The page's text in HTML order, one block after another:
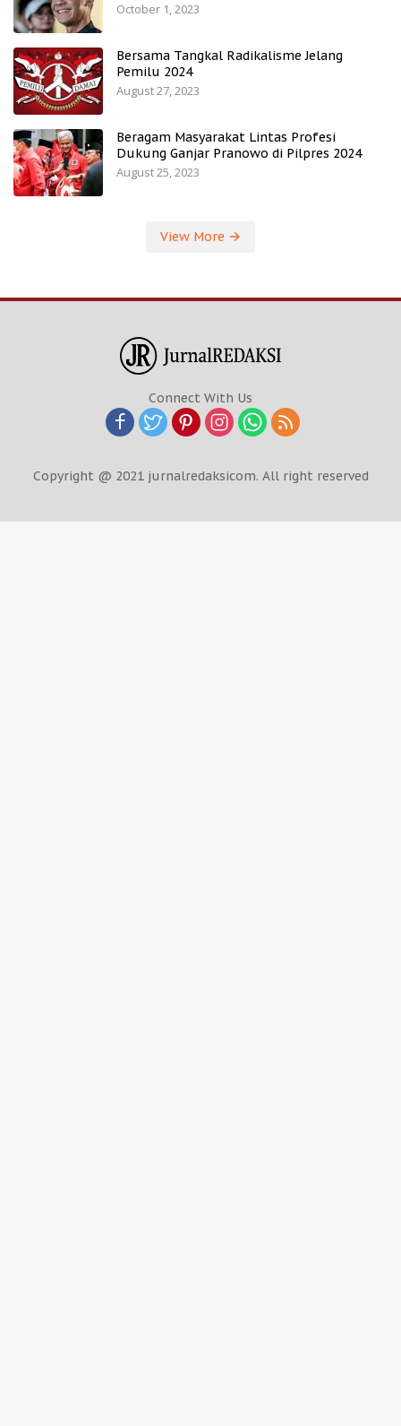
October 1, 2023
Bersama Tangkal Radikalisme Jelang
Pemilu 2024
August 27, 2023
Beragam Masyarakat Lintas Profesi
Dukung Ganjar Pranowo di Pilpres 2024
August 25, 2023
View More
Connect With Us
Copyright @ 2021 jurnalredaksicom. All right reserved